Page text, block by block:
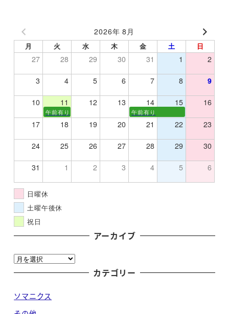
2026年 8月
月 火 水 木 金 土 日
27 28 29 30 31 1 2
3 4 5 6 7 8 9
10 11 12 13 14 15 16
午前有り 午前有り
17 18 19 20 21 22 23
24 25 26 27 28 29 30
31 1 2 3 4 5 6
日曜休
土曜午後休
祝日
アーカイブ
ア
ー
イ
ブ
カテゴリー
ソマニクス